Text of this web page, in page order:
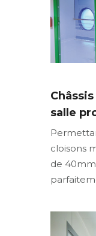
salle
cloisons
de